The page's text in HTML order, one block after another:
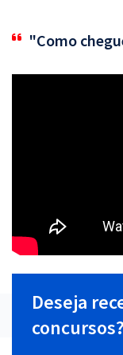
"Como
Deseja
concursos?